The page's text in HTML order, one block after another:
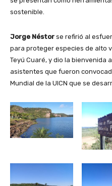
sostenible.
Jorge Néstor se refirió al
para proteger especies de alto
Teyú Cuaré, y dio la bienvenida
asistentes que fueron
Mundial de la UICN que se